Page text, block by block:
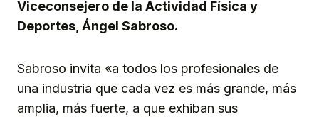
Viceconsejero de la Actividad Física y
Deportes, Ángel Sabroso.
Sabroso invita «a todos los profesionales de
una industria que cada vez es más grande, más
amplia, más fuerte, a que exhiban sus